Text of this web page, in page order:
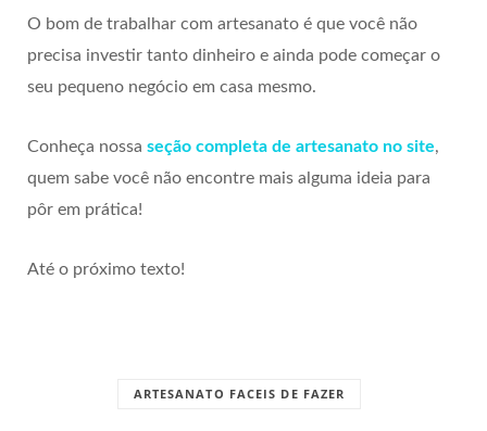
O bom de trabalhar com artesanato é que você não
precisa investir tanto dinheiro e ainda pode começar o
seu pequeno negócio em casa mesmo.
Conheça nossa seção completa de artesanato no site,
quem sabe você não encontre mais alguma ideia para
pôr em prática!
Até o próximo texto!
ARTESANATO FACEIS DE FAZER